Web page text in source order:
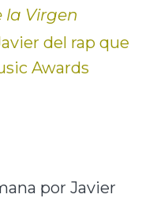
la Virgen
del rap que
Awards
por Javier